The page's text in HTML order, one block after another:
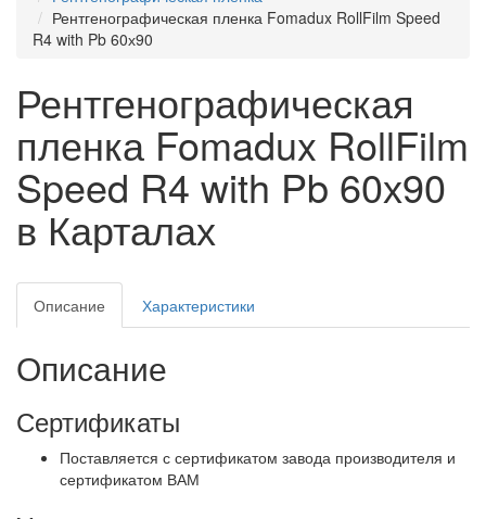
Рентгенографическая пленка Fomadux RollFilm Speed
R4 with Pb 60х90
Рентгенографическая
пленка Fomadux RollFilm
Speed R4 with Pb 60х90
в Карталах
Описание Характеристики
Описание
Сертификаты
Поставляется с сертификатом завода производителя и
сертификатом ВАМ